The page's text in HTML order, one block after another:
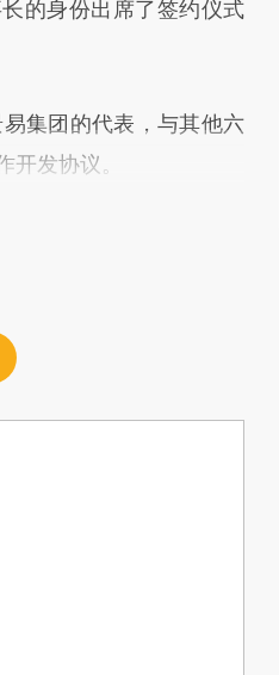
的身份出席了签约仪式
集团的代表，与其他六
发协议。